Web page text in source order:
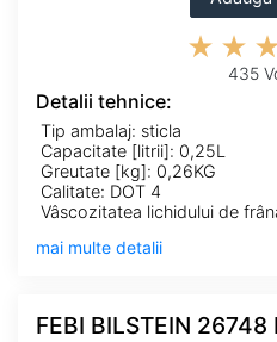
435
Detalii tehnice:
Tip ambalaj: sticla
Capacitate [litrii]: 0,25L
Greutate [kg]: 0,26KG
Calitate: DOT 4
Vâscozitatea lichidului de
mai multe detalii
FEBI BILSTEIN